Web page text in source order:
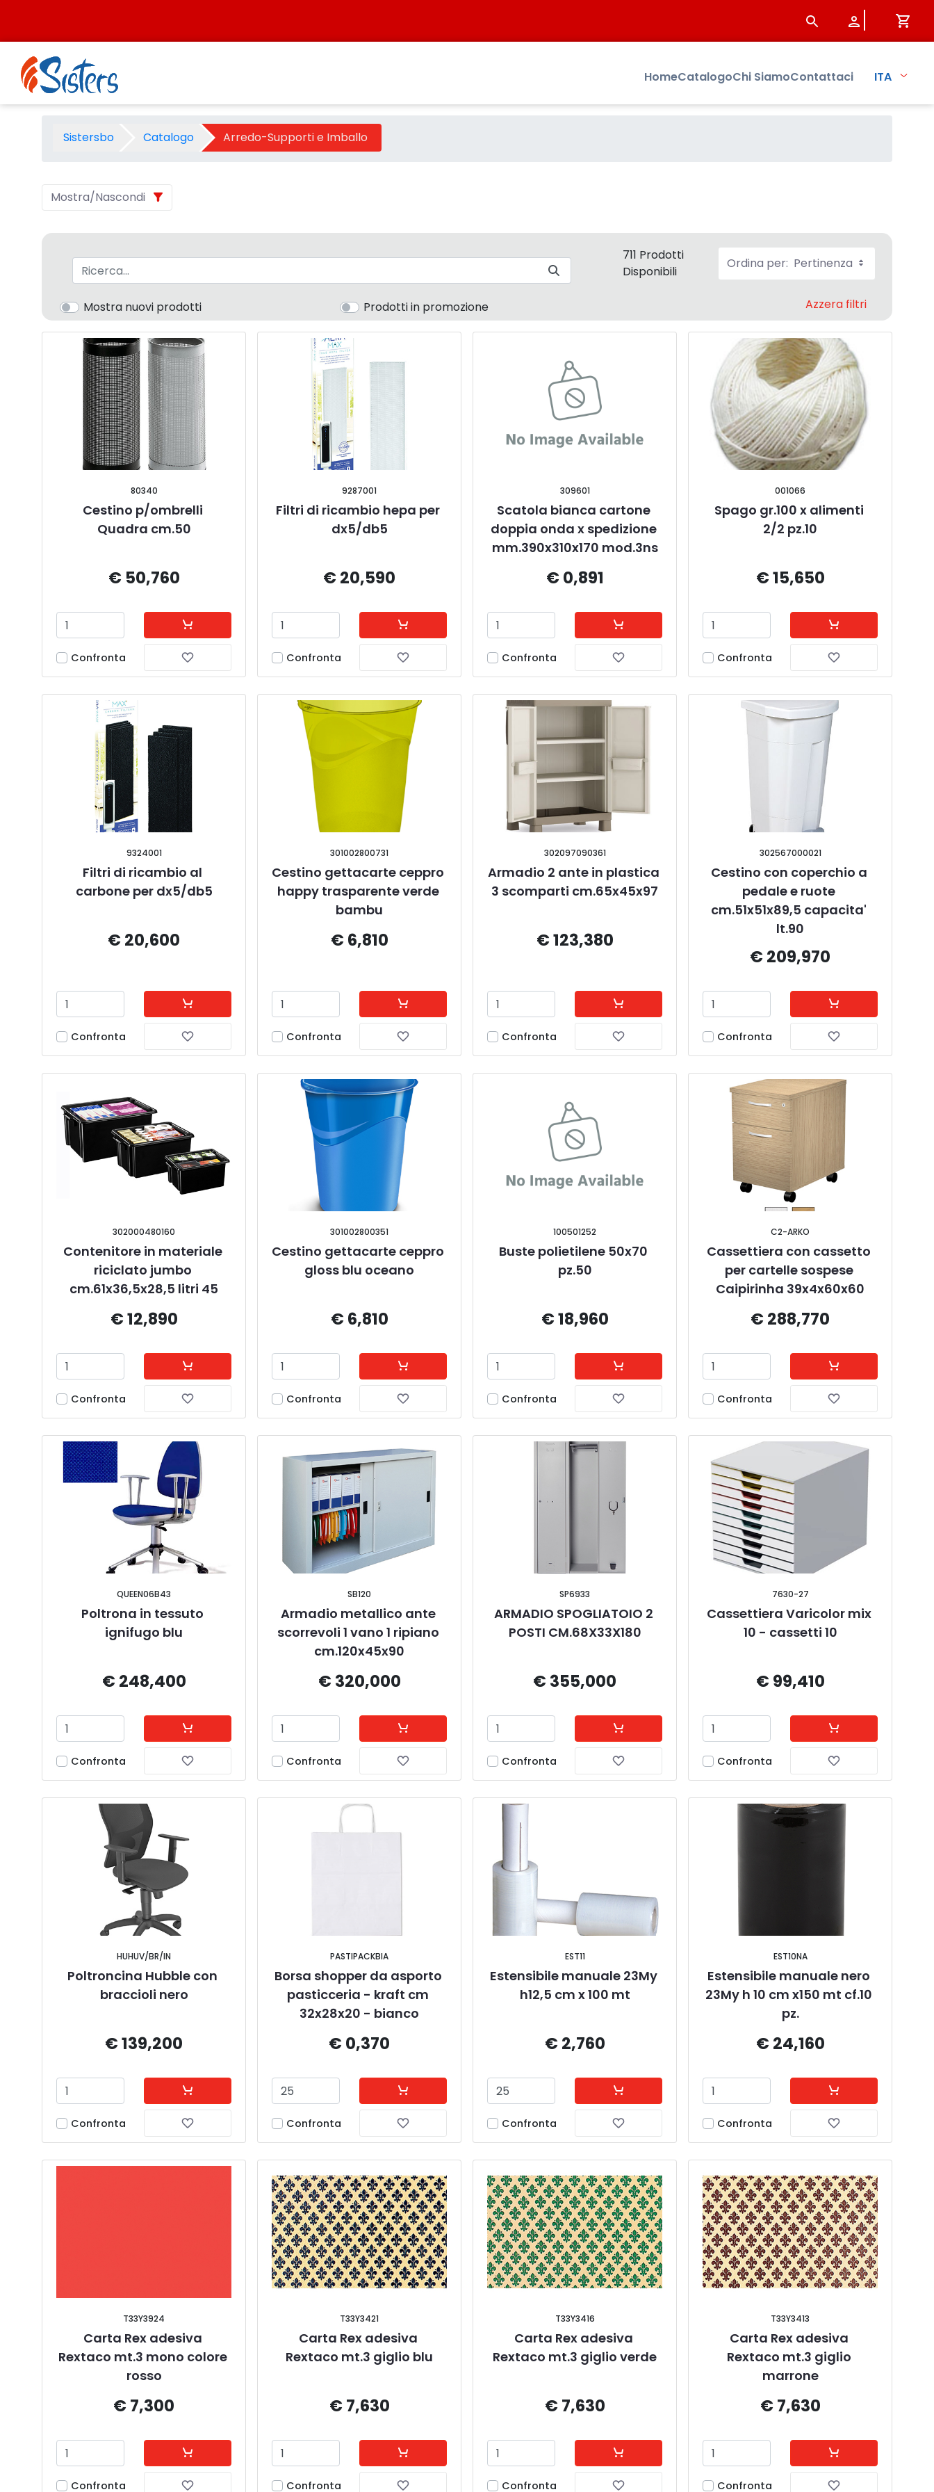
Arredo-Supporti e Imballo - Categoria - Sistersbo
HomeCatalogoChi SiamoContattaci ITA
Sistersbo Catalogo Arredo-Supporti e Imballo
Mostra/Nascondi
Barra di ricerca
Mostra nuovi prodotti Prodotti in promozione
711 Prodotti
Disponibili
Ordina per: Pertinenza
Azzera filtri
80340
Cestino p/ombrelli
Quadra cm.50
€ 50,760
Confronta
9287001
Filtri di ricambio hepa per
dx5/db5
€ 20,590
Confronta
309601
Scatola bianca cartone
doppia onda x spedizione
mm.390x310x170 mod.3ns
€ 0,891
Confronta
001066
Spago gr.100 x alimenti
2/2 pz.10
€ 15,650
Confronta
9324001
Filtri di ricambio al
carbone per dx5/db5
€ 20,600
Confronta
301002800731
Cestino gettacarte ceppro
happy trasparente verde
bambu
€ 6,810
Confronta
302097090361
Armadio 2 ante in plastica
3 scomparti cm.65x45x97
€ 123,380
Confronta
302567000021
Cestino con coperchio a
pedale e ruote
cm.51x51x89,5 capacita'
lt.90
€ 209,970
Confronta
302000480160
Contenitore in materiale
riciclato jumbo
cm.61x36,5x28,5 litri 45
€ 12,890
Confronta
301002800351
Cestino gettacarte ceppro
gloss blu oceano
€ 6,810
Confronta
100501252
Buste polietilene 50x70
pz.50
€ 18,960
Confronta
C2-ARKO
Cassettiera con cassetto
per cartelle sospese
Caipirinha 39x4x60x60
€ 288,770
Confronta
QUEEN06B43
Poltrona in tessuto
ignifugo blu
€ 248,400
Confronta
SB120
Armadio metallico ante
scorrevoli 1 vano 1 ripiano
cm.120x45x90
€ 320,000
Confronta
SP6933
ARMADIO SPOGLIATOIO 2
POSTI CM.68X33X180
€ 355,000
Confronta
7630-27
Cassettiera Varicolor mix
10 - cassetti 10
€ 99,410
Confronta
HUHUV/BR/IN
Poltroncina Hubble con
braccioli nero
€ 139,200
Confronta
PASTIPACKBIA
Borsa shopper da asporto
pasticceria - kraft cm
32x28x20 - bianco
€ 0,370
Confronta
EST11
Estensibile manuale 23My
h12,5 cm x 100 mt
€ 2,760
Confronta
EST10NA
Estensibile manuale nero
23My h 10 cm x150 mt cf.10
pz.
€ 24,160
Confronta
T33Y3924
Carta Rex adesiva
Rextaco mt.3 mono colore
rosso
€ 7,300
Confronta
T33Y3421
Carta Rex adesiva
Rextaco mt.3 giglio blu
€ 7,630
Confronta
T33Y3416
Carta Rex adesiva
Rextaco mt.3 giglio verde
€ 7,630
Confronta
T33Y3413
Carta Rex adesiva
Rextaco mt.3 giglio
marrone
€ 7,630
Confronta